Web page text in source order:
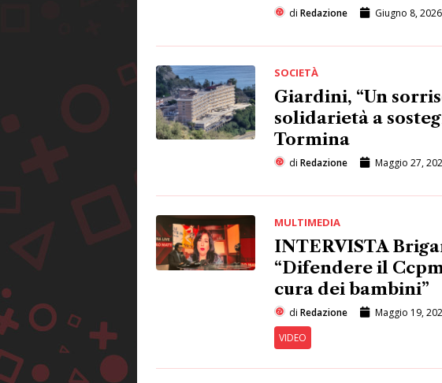
di Redazione Giugno 8, 2026
SOCIETÀ
Giardini, “Un
solidarietà a
Tormina
di Redazione Maggio 27,
MULTIMEDIA
INTERVISTA
“Difendere il
cura dei bambini”
di Redazione
Maggio 19,
VIDEO